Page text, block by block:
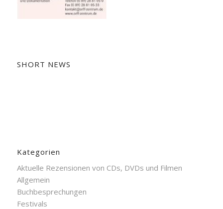
SHORT NEWS
Kategorien
Aktuelle Rezensionen von CDs, DVDs und Filmen
Allgemein
Buchbesprechungen
Festivals